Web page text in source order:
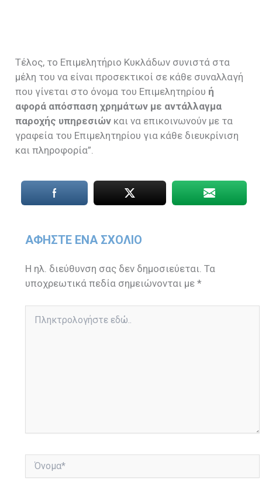
Τέλος, το Επιμελητήριο Κυκλάδων συνιστά στα
μέλη του να είναι προσεκτικοί σε κάθε συναλλαγή
που γίνεται στο όνομα του Επιμελητηρίου ή
αφορά απόσπαση χρημάτων με αντάλλαγμα
παροχής υπηρεσιών και να επικοινωνούν με τα
γραφεία του Επιμελητηρίου για κάθε διευκρίνιση
και πληροφορία”.
ΑΦΉΣΤΕ ΈΝΑ ΣΧΌΛΙΟ
Η ηλ. διεύθυνση σας δεν δημοσιεύεται. Τα
υποχρεωτικά πεδία σημειώνονται με*
εδώ..
Όνομα*